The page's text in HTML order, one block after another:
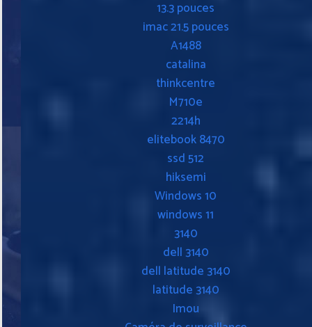
13.3 pouces
imac 21.5 pouces
A1488
catalina
thinkcentre
M710e
2214h
elitebook 8470
ssd 512
hiksemi
Windows 10
windows 11
3140
dell 3140
dell latitude 3140
latitude 3140
Imou